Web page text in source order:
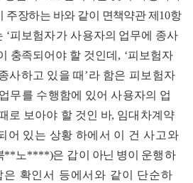
주장하는 바와 같이 면책약관 제 10항
‘피보험자가 사용자의 업무에 종사
충족되어야 할 것인데 , ‘피보험자
사하고 있을 때 ’라 함은 피보험자
무를 수행함에 있어 사용자의 업
로 보아야 할 것인 바, 임대차계약
어 있는 상황 하에서 이 건 사고와
** 노****)은 갑이 아닌 병이 운행하
은 확인서 등에서와 같이 단순하